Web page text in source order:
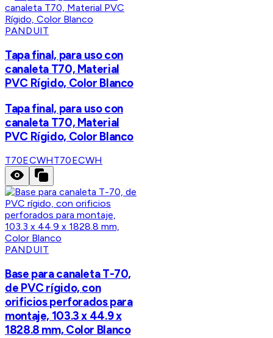
PANDUIT
Tapa final, para uso con
canaleta T70, Material
PVC Rígido, Color Blanco
Tapa final, para uso con
canaleta T70, Material
PVC Rígido, Color Blanco
T70ECWHT70ECWH
PANDUIT
Base para canaleta T-70,
de PVC rígido, con
orificios perforados para
montaje, 103.3 x 44.9 x
1828.8 mm, Color Blanco